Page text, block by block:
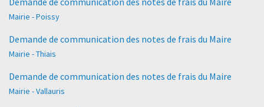
Mairie - Poissy
Demande de communication des notes de frais du Maire
Mairie - Thiais
Demande de communication des notes de frais du Maire
Mairie - Vallauris